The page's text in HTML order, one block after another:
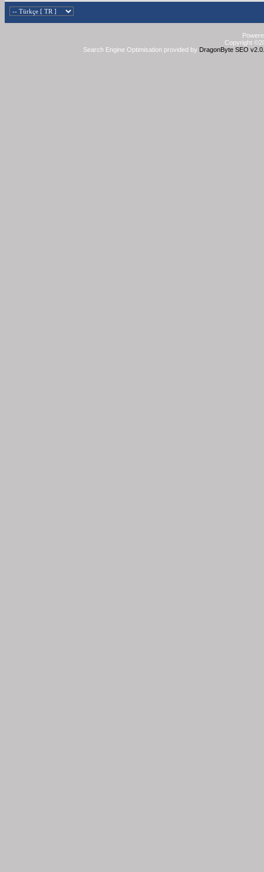
Copyright
Search Engine Optimisation provided by DragonByte SEO